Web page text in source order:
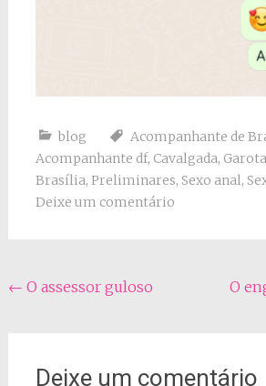
blog Acompanhante de
Acompanhante df, Cavalgada,
Brasília, Preliminares, Sexo anal,
Deixe um comentário
Navegação
← O assessor guloso
O
Deixe um comentário